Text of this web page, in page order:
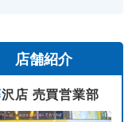
店舗紹介
藤沢店 売買営業部